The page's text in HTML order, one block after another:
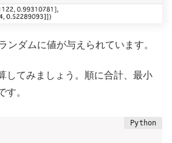
ンダムに値が与えられています。
してみましょう。順に合計、最小
す。